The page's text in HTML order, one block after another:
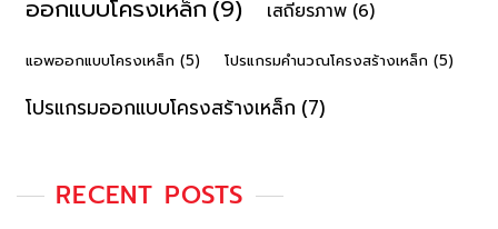
ออกแบบโครงเหล็ก (9) เสถียรภาพ (6)
แอพออกแบบโครงเหล็ก (5) โปรแกรมคํานวณโครงสร้างเหล็ก (5)
โปรแกรมออกแบบโครงสร้างเหล็ก (7)
RECENT POSTS